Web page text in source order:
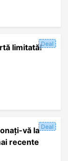
Deal
limitată!
Deal
vă la
recente